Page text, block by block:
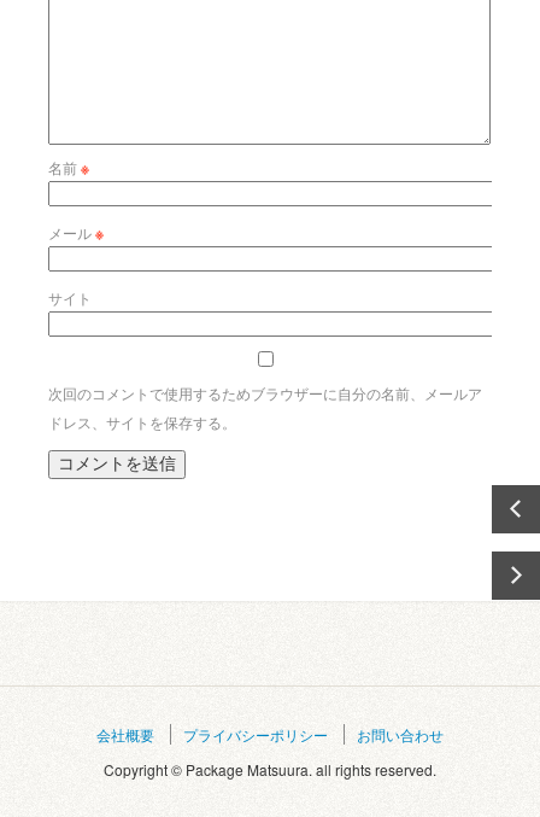
名前※
メール※
サイト
次回のコメントで使用するためブラウザーに自分の名前、メールア
ドレス、サイトを保存する。
会社概要 プライバシーポリシー
お問い合わせ
Copyright © Package Matsuura. all rights reserved.